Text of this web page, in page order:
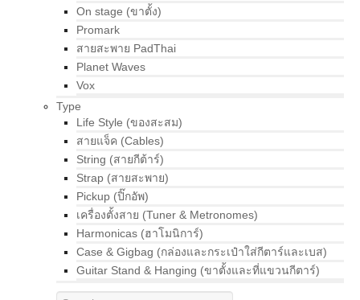
On stage (ขาตั้ง)
Promark
สายสะพาย PadThai
Planet Waves
Vox
Type
Life Style (ของสะสม)
สายแจ็ค (Cables)
String (สายกีต้าร์)
Strap (สายสะพาย)
Pickup (ปิ๊กอัพ)
เครื่องตั้งสาย (Tuner & Metronomes)
Harmonicas (ฮาโมนิการ์)
Case & Gigbag (กล่องและกระเป๋าใส่กีตาร์และเบส)
Guitar Stand & Hanging (ขาตั้งและที่แขวนกีตาร์)